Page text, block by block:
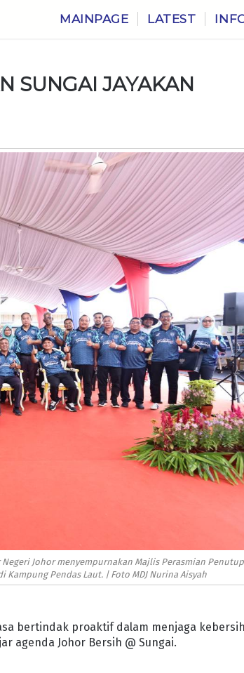
MAINPAGE LATEST
SUNGAI JAYAKAN
Johor menyempurnakan Majlis Perasmian Penutup
Kampung Pendas Laut. | Foto MDJ Nurina Aisyah
bertindak proaktif dalam menjaga
agenda Johor Bersih @ Sungai.